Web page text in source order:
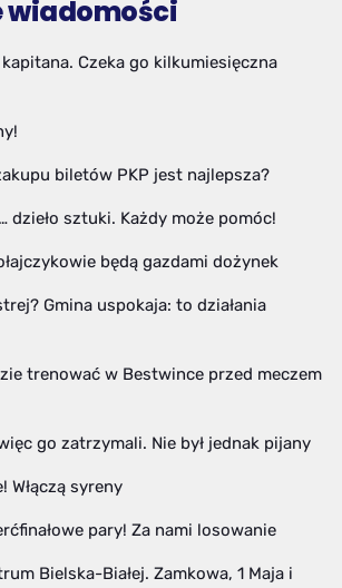
wiadomości
Czeka go kilkumiesięczna
biletów PKP jest najlepsza?
dzieło sztuki. Każdy może pomóc!
będą gazdami dożynek
Gmina uspokaja: to działania
trenować w Bestwince przed meczem
go zatrzymali. Nie był jednak pijany
Włączą syreny
pary! Za nami losowanie
Bielska-Białej. Zamkowa, 1 Maja i